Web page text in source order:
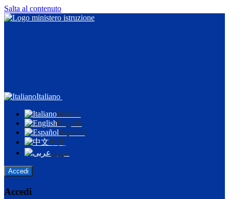
Salta al contenuto
Italiano
Italiano
English
Español
中文
عربى
Accedi
Accedi